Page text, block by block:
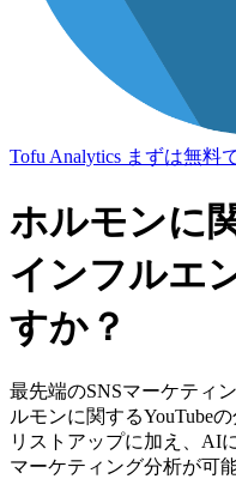
Tofu Analytics まずは無料
ホルモンに
インフルエ
すか？
最先端のSNSマーケティ
ルモンに関するYouTube
リストアップに加え、AI
マーケティング分析が可